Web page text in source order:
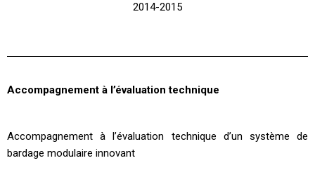
2014-2015
Accompagnement à l’évaluation technique
Accompagnement à l’évaluation technique d’un système de
bardage modulaire innovant